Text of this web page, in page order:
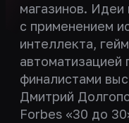
магазинов.
с применением
интеллекта,
финалистами
Дмитрий
Forbes «30 до